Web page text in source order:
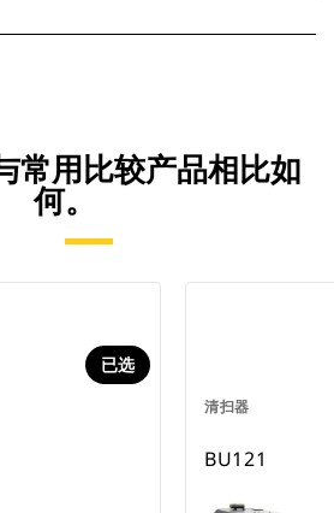
常用比较产品相比如
何。
已选
清扫器
BU121